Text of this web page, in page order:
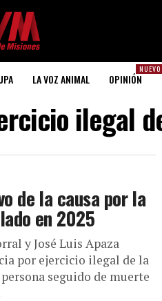
LA VOZ ANIMAL
NUEVO
OPINIÓN
ilegal
de la causa por la
en 2025
y José Luis Apaza
por ejercicio ilegal de la
seguido de muerte